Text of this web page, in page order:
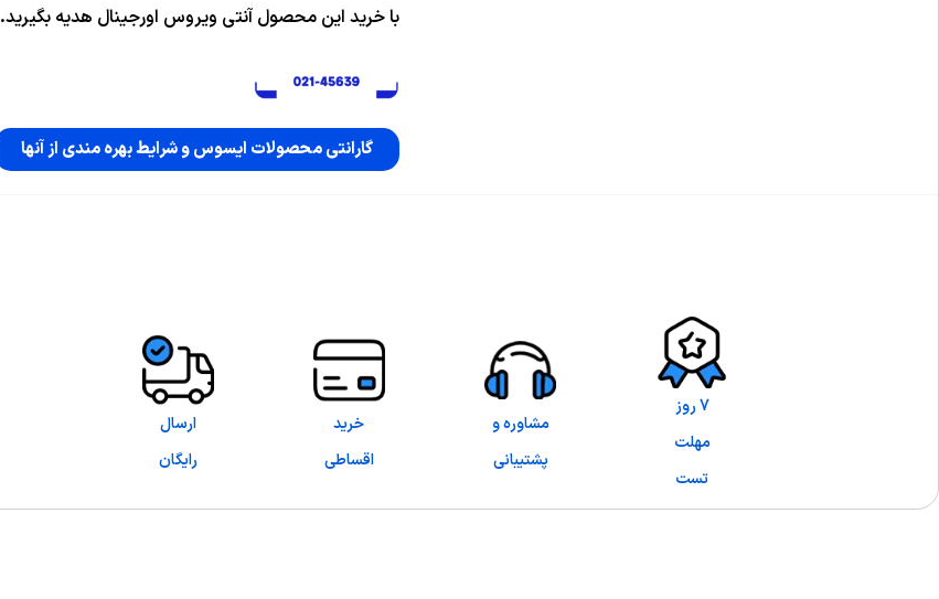
با خرید این محصول آنتی ویروس اورجینال هدیه بگیرید.
گارانتی محصولات ایسوس و شرایط بهره مندی از آنها
7 روز
مهلت
تست
مشاوره و
پشتیبانی
خرید
اقساطی
ارسال
رایگان